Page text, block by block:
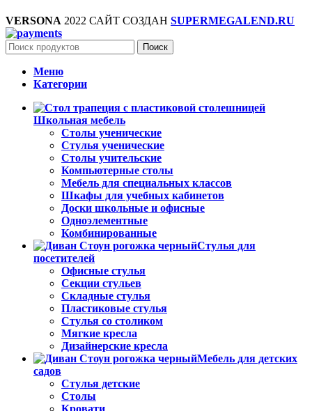
VERSONA 2022 САЙТ СОЗДАН SUPERMEGALEND.RU
Поиск
Меню
Категории
Школьная мебель
Столы ученические
Стулья ученические
Столы учительские
Компьютерные столы
Мебель для специальных классов
Шкафы для учебных кабинетов
Доски школьные и офисные
Одноэлементные
Комбинированные
Стулья для
посетителей
Офисные стулья
Секции стульев
Складные стулья
Пластиковые стулья
Стулья со столиком
Мягкие кресла
Дизайнерские кресла
Мебель для детских
садов
Стулья детские
Столы